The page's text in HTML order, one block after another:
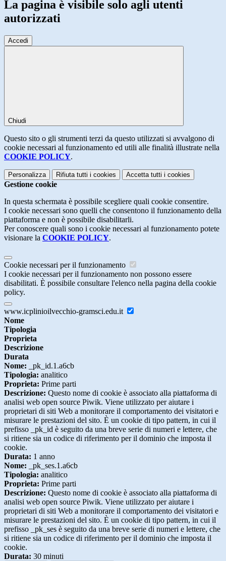
La pagina è visibile solo agli utenti
autorizzati
Accedi
Chiudi
Questo sito o gli strumenti terzi da questo utilizzati si avvalgono di
cookie necessari al funzionamento ed utili alle finalità illustrate nella
COOKIE POLICY.
Personalizza Rifiuta tutti i cookies Accetta tutti i cookies
Gestione cookie
In questa schermata è possibile scegliere quali cookie consentire.
I cookie necessari sono quelli che consentono il funzionamento della
piattaforma e non è possibile disabilitarli.
Per conoscere quali sono i cookie necessari al funzionamento potete
visionare la COOKIE POLICY.
Cookie necessari per il funzionamento
I cookie necessari per il funzionamento non possono essere
disabilitati. È possibile consultare l'elenco nella pagina della cookie
policy.
www.icplinioilvecchio-gramsci.edu.it
Nome
Tipologia
Proprieta
Descrizione
Durata
Nome: _pk_id.1.a6cb
Tipologia: analitico
Proprieta: Prime parti
Descrizione: Questo nome di cookie è associato alla piattaforma di
analisi web open source Piwik. Viene utilizzato per aiutare i
proprietari di siti Web a monitorare il comportamento dei visitatori e
misurare le prestazioni del sito. È un cookie di tipo pattern, in cui il
prefisso _pk_id è seguito da una breve serie di numeri e lettere, che
si ritiene sia un codice di riferimento per il dominio che imposta il
cookie.
Durata: 1 anno
Nome: _pk_ses.1.a6cb
Tipologia: analitico
Proprieta: Prime parti
Descrizione: Questo nome di cookie è associato alla piattaforma di
analisi web open source Piwik. Viene utilizzato per aiutare i
proprietari di siti Web a monitorare il comportamento dei visitatori e
misurare le prestazioni del sito. È un cookie di tipo pattern, in cui il
prefisso _pk_ses è seguito da una breve serie di numeri e lettere, che
si ritiene sia un codice di riferimento per il dominio che imposta il
cookie.
Durata: 30 minuti